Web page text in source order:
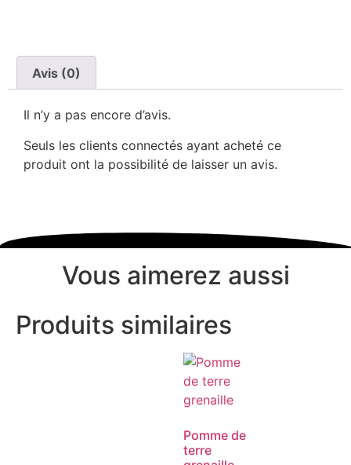
Avis (0)
Il n’y a pas encore d’avis.
Seuls les clients connectés ayant acheté ce
produit ont la possibilité de laisser un avis.
Vous aimerez aussi
Produits similaires
Pomme de
terre